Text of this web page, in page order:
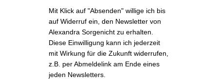
Mit Klick auf "Absenden" willige ich bis
auf Widerruf ein, den Newsletter von
Alexandra Sorgenicht zu erhalten.
Diese Einwilligung kann ich jederzeit
mit Wirkung für die Zukunft widerrufen,
z.B. per Abmeldelink am Ende eines
jeden Newsletters.